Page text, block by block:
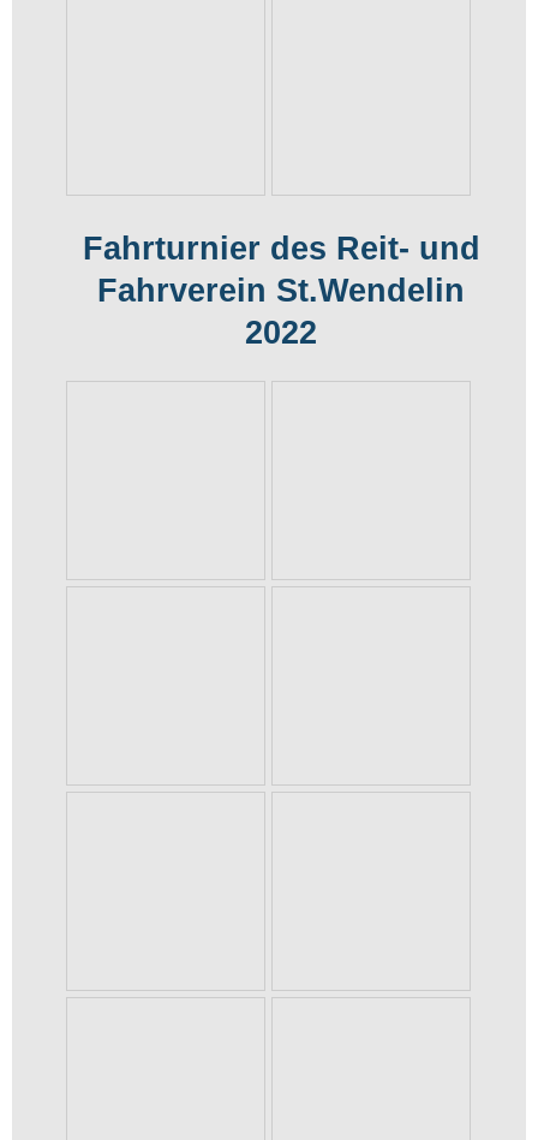
Fahrturnier des Reit- und
Fahrverein St.Wendelin
2022